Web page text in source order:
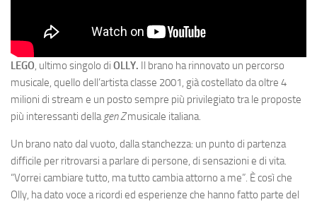
LEGO, ultimo singolo di OLLY. Il brano ha rinnovato un percorso
musicale, quello dell’artista classe 2001, già costellato da oltre 4
milioni di stream e un posto sempre più privilegiato tra le proposte
più interessanti dellagen Zmusicale italiana.
Un brano nato dal vuoto, dalla stanchezza: un punto di partenza
difficile per ritrovarsi a parlare di persone, di sensazioni e di vita.
“Vorrei cambiare tutto, ma tutto cambia attorno a me”. È così che
Olly, ha dato voce a ricordi ed esperienze che hanno fatto parte del